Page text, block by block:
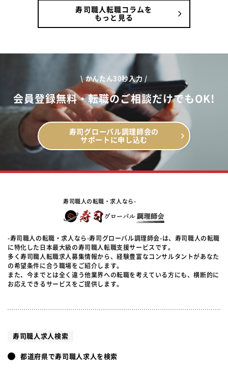
寿司職人転職コラムを
もっと見る
\ かんたん30秒入力 /
会員登録無料・転職のご相談だけでもOK!
寿司グローバル調理師会の
サポートに申し込む
寿司職人の転職・求人なら-
-寿司職人の転職・求人なら-寿司グローバル調理師会-は、寿司職人の転職
に特化した日本最大級の寿司職人転職支援サービスです。
多く寿司職人転職求人募集情報から、経験豊富なコンサルタントがあなた
の希望条件に合う職場をご紹介します。
また、今までとは全く違う他業界への転職を考えている方にも、横断的に
お応えできるサービスをご提供します。
寿司職人求人検索
都道府県で寿司職人求人を検索